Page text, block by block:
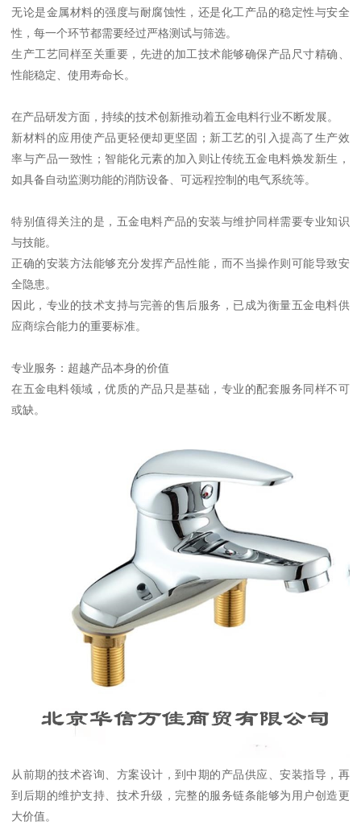
无论是金属材料的强度与耐腐蚀性，还是化工产品的稳定性与安全
性，每一个环节都需要经过严格测试与筛选。
生产工艺同样至关重要，先进的加工技术能够确保产品尺寸精确、
性能稳定、使用寿命长。
在产品研发方面，持续的技术创新推动着五金电料行业不断发展。
新材料的应用使产品更轻便却更坚固；新工艺的引入提高了生产效
率与产品一致性；智能化元素的加入则让传统五金电料焕发新生，
如具备自动监测功能的消防设备、可远程控制的电气系统等。
特别值得关注的是，五金电料产品的安装与维护同样需要专业知识
与技能。
正确的安装方法能够充分发挥产品性能，而不当操作则可能导致安
全隐患。
因此，专业的技术支持与完善的售后服务，已成为衡量五金电料供
应商综合能力的重要标准。
专业服务：超越产品本身的价值
在五金电料领域，优质的产品只是基础，专业的配套服务同样不可
或缺。
从前期的技术咨询、方案设计，到中期的产品供应、安装指导，再
到后期的维护支持、技术升级，完整的服务链条能够为用户创造更
大价值。